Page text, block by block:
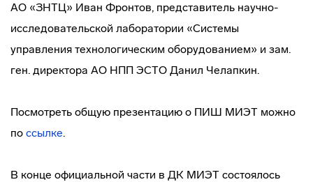
АО «ЗНТЦ» Иван Фронтов, представитель научно-
исследовательской лаборатории «Системы
управления технологическим оборудованием» и зам.
ген. директора АО НПП ЭСТО Данил Челапкин.
Посмотреть общую презентацию о ПИШ МИЭТ можно
по ссылке.
В конце официальной части в ДК МИЭТ состоялось